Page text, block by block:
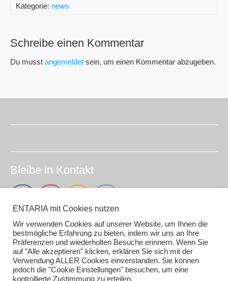
Kategorie: news
Schreibe einen Kommentar
Du musst angemeldet sein, um einen Kommentar abzugeben.
Bleibe in Kontakt
Impressum (smirc.de)
Datenschutz
Gender / AI Grafiken oder Texten
ENTARIA mit Cookies nutzen
Wir verwenden Cookies auf unserer Website, um Ihnen die
bestmögliche Erfahrung zu bieten, indem wir uns an Ihre
Präferenzen und wiederholten Besuche erinnern. Wenn Sie
auf "Alle akzeptieren" klicken, erklären Sie sich mit der
Verwendung ALLER Cookies einverstanden. Sie können
jedoch die "Cookie Einstellungen" besuchen, um eine
kontrollierte Zustimmung zu erteilen.